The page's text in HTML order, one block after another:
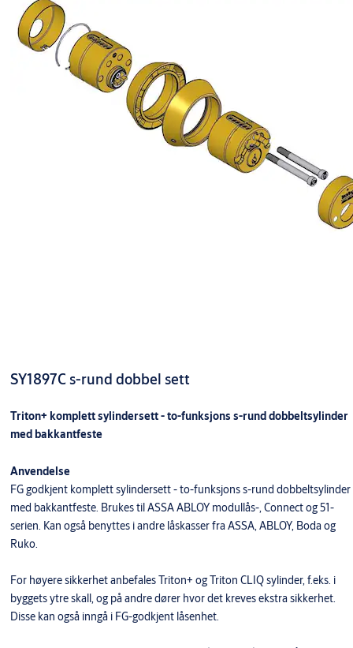
SY1897C s-rund dobbel sett
Triton+ komplett sylindersett - to-funksjons s-rund dobbeltsylinder
med bakkantfeste
Anvendelse
FG godkjent komplett sylindersett - to-funksjons s-rund dobbeltsylinder
med bakkantfeste. Brukes til ASSA ABLOY modullås-, Connect og 51-
serien. Kan også benyttes i andre låskasser fra ASSA, ABLOY, Boda og
Ruko.
For høyere sikkerhet anbefales Triton+ og Triton CLIQ sylinder, f.eks. i
byggets ytre skall, og på andre dører hvor det kreves ekstra sikkerhet.
Disse kan også inngå i FG-godkjent låsenhet.